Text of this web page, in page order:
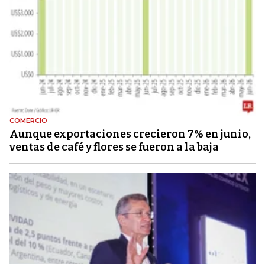
COMERCIO
Aunque exportaciones crecieron 7% en junio,
ventas de café y flores se fueron a la baja